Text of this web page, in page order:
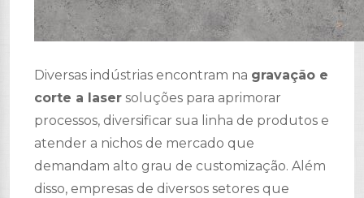
Diversas indústrias encontram na gravação e
corte a laser soluções para aprimorar
processos, diversificar sua linha de produtos e
atender a nichos de mercado que
demandam alto grau de customização. Além
disso, empresas de diversos setores que